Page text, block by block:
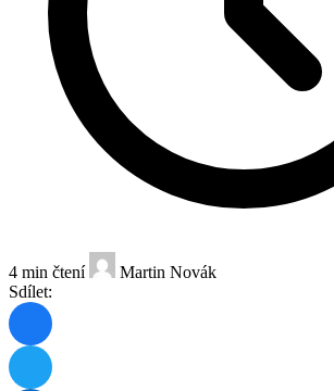
4 min čtení
Martin Novák
Sdílet: